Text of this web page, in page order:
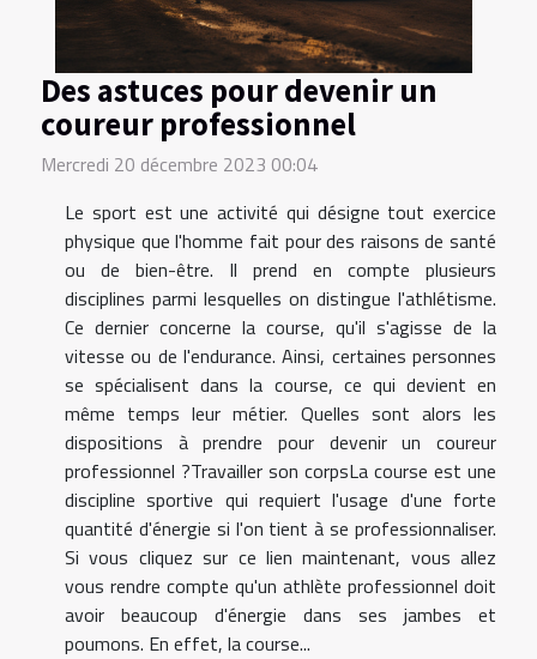
Des astuces pour devenir un
coureur professionnel
Mercredi 20 décembre 2023 00:04
Le sport est une activité qui désigne tout exercice
physique que l'homme fait pour des raisons de santé
ou de bien-être. Il prend en compte plusieurs
disciplines parmi lesquelles on distingue l'athlétisme.
Ce dernier concerne la course, qu'il s'agisse de la
vitesse ou de l'endurance. Ainsi, certaines personnes
se spécialisent dans la course, ce qui devient en
même temps leur métier. Quelles sont alors les
dispositions à prendre pour devenir un coureur
professionnel ?Travailler son corpsLa course est une
discipline sportive qui requiert l'usage d'une forte
quantité d'énergie si l'on tient à se professionnaliser.
Si vous cliquez sur ce lien maintenant, vous allez
vous rendre compte qu'un athlète professionnel doit
avoir beaucoup d'énergie dans ses jambes et
poumons. En effet, la course...